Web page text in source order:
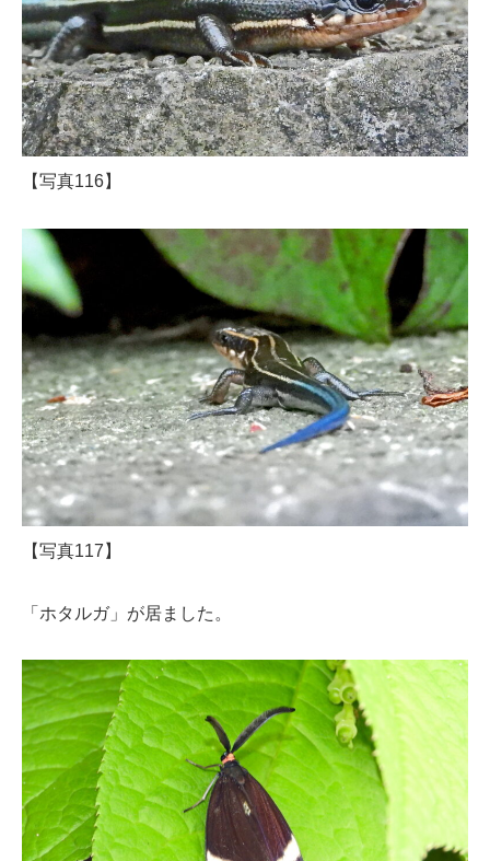
【写真116】
【写真117】
「ホタルガ」が居ました。